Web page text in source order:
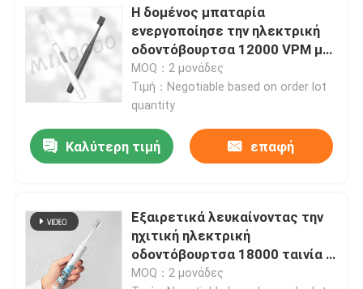
Προϊόντα
Βίντεο
Η δομένος μπαταρία
ενεργοποίησε την ηλεκτρική
οδοντόβουρτσα 12000 VPM με
τις σκληρές τρίχες της Dupont
MOQ：2 μονάδες
Τιμή：Negotiable based on order lot
quantity
Καλύτερη τιμή επαφή
Εξαιρετικά λευκαίνοντας την
ηχιτική ηλεκτρική
οδοντόβουρτσα 18000 ταινία Γ
VPM που χρεώνει με 3
MOQ：2 μονάδες